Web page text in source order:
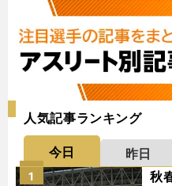
人気記事ランキング
今日 昨日
秋
1